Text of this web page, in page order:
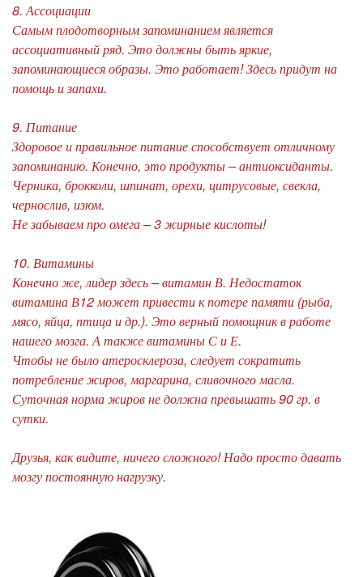
8. Ассоциации
Самым плодотворным запоминанием является
ассоциативный ряд. Это должны быть яркие,
запоминающиеся образы. Это работает! Здесь придут на
помощь и запахи.
9. Питание
Здоровое и правильное питание способствует отличному
запоминанию. Конечно, это продукты – антиоксиданты.
Черника, брокколи, шпинат, орехи, цитрусовые, свекла,
чернослив, изюм.
Не забываем про омега – 3 жирные кислоты!
10. Витамины
Конечно же, лидер здесь – витамин В. Недостаток
витамина В12 может привести к потере памяти (рыба,
мясо, яйца, птица и др.). Это верный помощник в работе
нашего мозга. А также витамины С и Е.
Чтобы не было атеросклероза, следует сократить
потребление жиров, маргарина, сливочного масла.
Суточная норма жиров не должна превышать 90 гр. в
сутки.
Друзья, как видите, ничего сложного! Надо просто давать
мозгу постоянную нагрузку.